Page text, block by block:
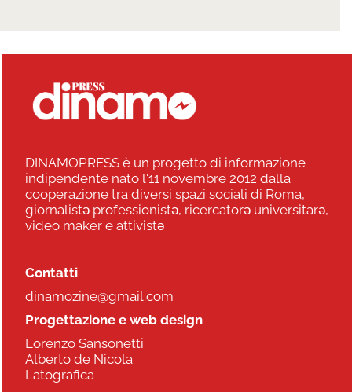
DINAMOPRESS è un progetto di informazione
indipendente nato l'11 novembre 2012 dalla
cooperazione tra diversi spazi sociali di Roma,
giornalistə professionistə, ricercatorə universitarə,
video maker e attivistə
Contatti
dinamozine@gmail.com
Progettazione e web design
Lorenzo Sansonetti
Alberto de Nicola
Latografica